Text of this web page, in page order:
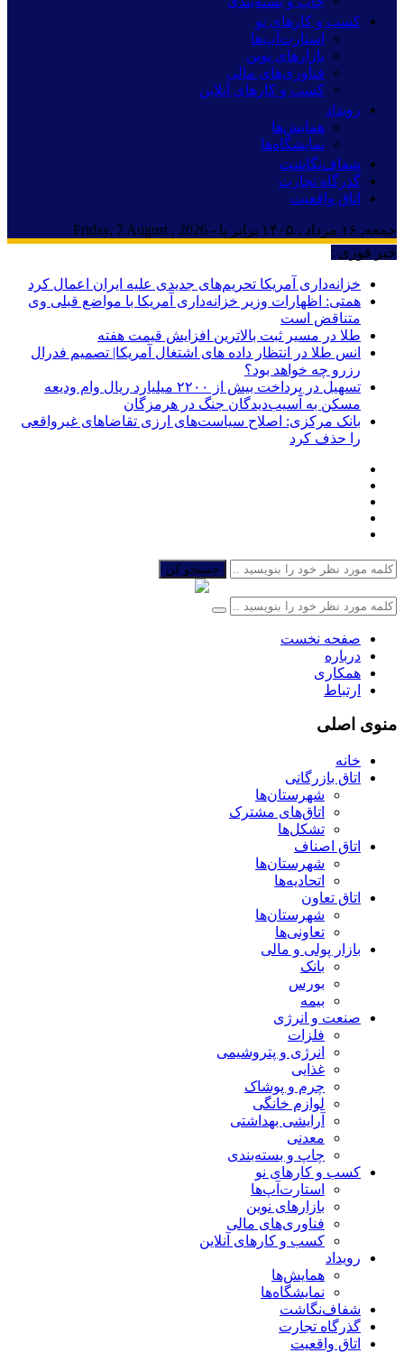
کسب و کارهای نو
استارت‌آپ‌ها
بازارهای نوین
فناوری‌های مالی
کسب و کارهای آنلاین
رویداد
همایش‌ها
نمایشگاه‌ها
شفاف‌نگاشت
گذرگاه تجارت
اتاق واقعیت
جمعه, ۱۶ مرداد , ۱۴۰۵ برابر با - Friday, 7 August , 2026
خبر فوری :
خزانه‌داری آمریکا تحریم‌های جدیدی علیه ایران اعمال کرد
همتی: اظهارات وزیر خزانه‌داری آمریکا با مواضع قبلی وی
متناقض است
طلا در مسیر ثبت بالاترین افزایش قیمت هفته
انس طلا در انتظار داده های اشتغال آمریکا| تصمیم فدرال
رزرو چه خواهد بود؟
تسهیل در پرداخت بیش از ۲۲۰۰ میلیارد ریال وام ودیعه
مسکن به آسیب‌دیدگان جنگ در هرمزگان
بانک مرکزی: اصلاح سیاست‌های ارزی تقاضاهای غیرواقعی
را حذف کرد
جستجو کن
صفحه نخست
درباره
همکاری
ارتباط
منوی اصلی
خانه
اتاق بازرگانی
شهرستان‌ها
اتاق‌های مشترک
تشکل‌ها
اتاق اصناف
شهرستان‌ها
اتحادیه‌ها
اتاق تعاون
شهرستان‌ها
تعاونی‌ها
بازار پولی و مالی
بانک
بورس
بیمه
صنعت و انرژی
فلزات
انرژی و پتروشیمی
غذایی
چرم و پوشاک
لوازم خانگی
آرایشی بهداشتی
معدنی
چاپ و بسته‌بندی
کسب و کارهای نو
استارت‌آپ‌ها
بازارهای نوین
فناوری‌های مالی
کسب و کارهای آنلاین
رویداد
همایش‌ها
نمایشگاه‌ها
شفاف‌نگاشت
گذرگاه تجارت
اتاق واقعیت